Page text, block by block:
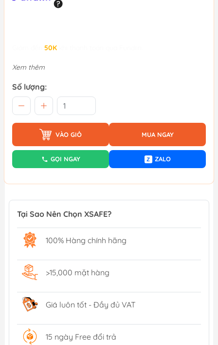
50K
Xem thêm
Số lượng:
VÀO GIỎ MUA NGAY
GỌI NGAY Z ZALO
Tại Sao Nên Chọn XSAFE?
100% Hàng chính hãng
>15,000 mặt hàng
Giá luôn tốt - Đầy đủ VAT
15 ngày Free đổi trả